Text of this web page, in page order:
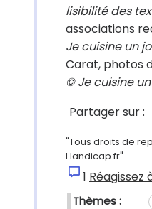
lisibilité des
associations
Je cuisine un
Carat, photos
© Je cuisine
Partager sur :
"Tous droits de
Handicap.fr"
1
Thèmes :